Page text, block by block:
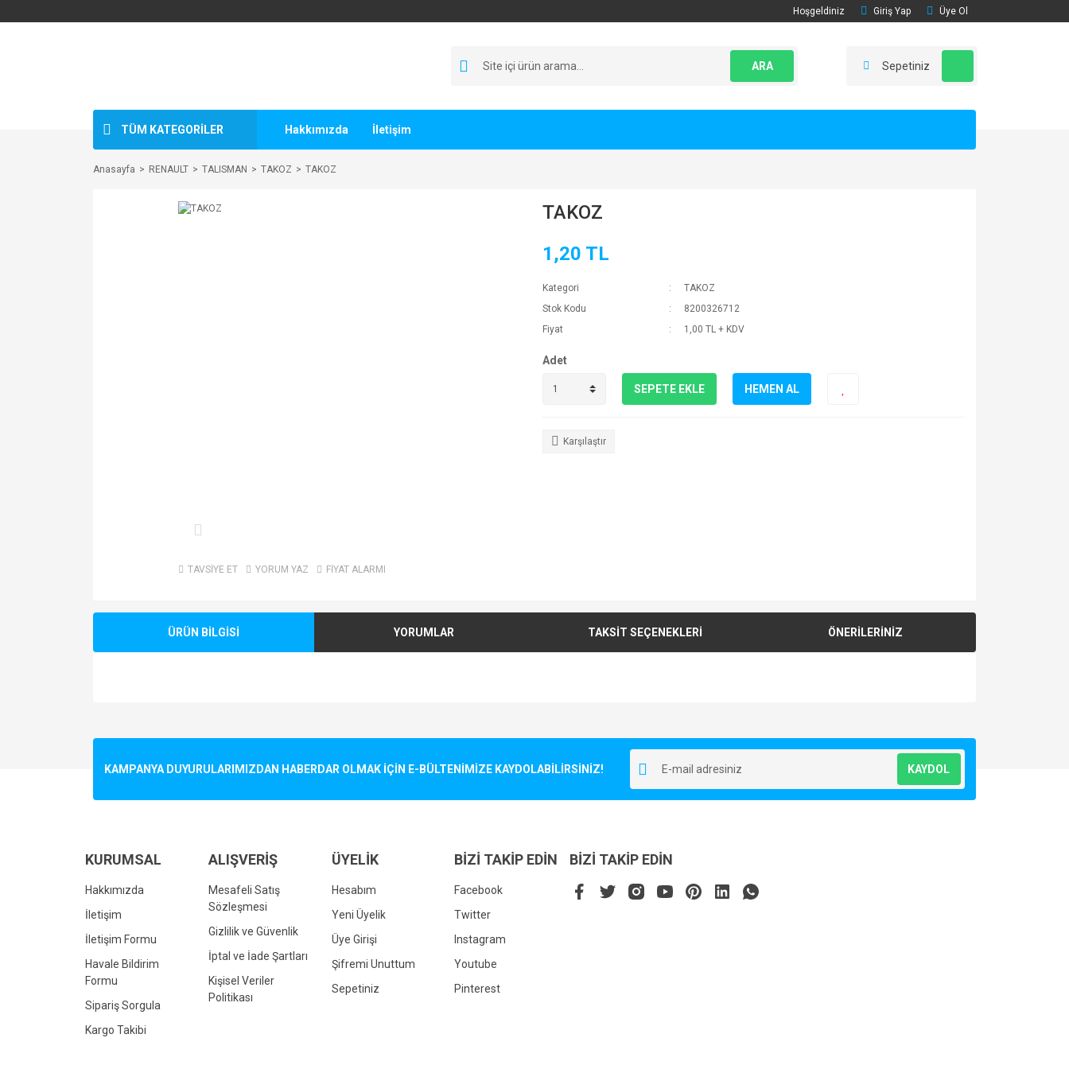
Hoşgeldiniz Giriş Yap Üye Ol
ARA Sepetiniz
TÜM KATEGORİLER Hakkımızda İletişim
Anasayfa RENAULT TALISMAN TAKOZ TAKOZ
TAVSİYE ET YORUM YAZ FİYAT ALARMI
TAKOZ
1,20 TL
Kategori
TAKOZ
Stok Kodu
8200326712
Fiyat
1,00 TL + KDV
Adet
SEPETE EKLE HEMEN AL
Karşılaştır
ÜRÜN BİLGİSİ YORUMLAR TAKSİT SEÇENEKLERİ ÖNERİLERİNİZ
Ürün resmi kalitesiz, bozuk veya görüntülenemiyor.
Bu ürüne benzer farklı alternatifler olmalı.
KAMPANYA DUYURULARIMIZDAN HABERDAR OLMAK İÇİN E-BÜLTENİMİZE KAYDOLABİLİRSİNİZ! KAYDOL
KURUMSAL
Hakkımızda
İletişim
İletişim Formu
Havale Bildirim
Formu
Sipariş Sorgula
Kargo Takibi
ALIŞVERİŞ
Mesafeli Satış
Sözleşmesi
Gizlilik ve Güvenlik
İptal ve İade Şartları
Kişisel Veriler
Politikası
ÜYELİK
Hesabım
Yeni Üyelik
Üye Girişi
Şifremi Unuttum
Sepetiniz
BİZİ TAKİP EDİN
Facebook
Twitter
Instagram
Youtube
Pinterest
BİZİ TAKİP EDİN